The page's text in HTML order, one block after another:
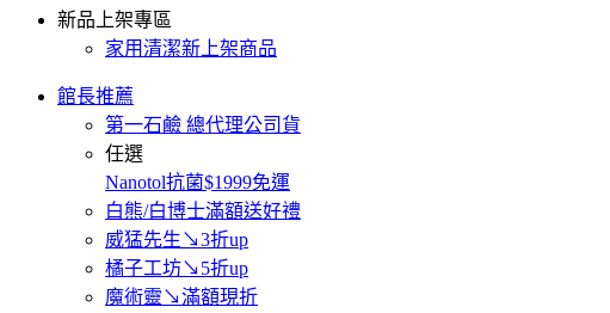
新品上架專區
家用清潔新上架商品
館長推薦
第一石鹼 總代理公司貨
任選
Nanotol抗菌$1999免運
白熊/白博士滿額送好禮
威猛先生↘3折up
橘子工坊↘5折up
魔術靈↘滿額現折